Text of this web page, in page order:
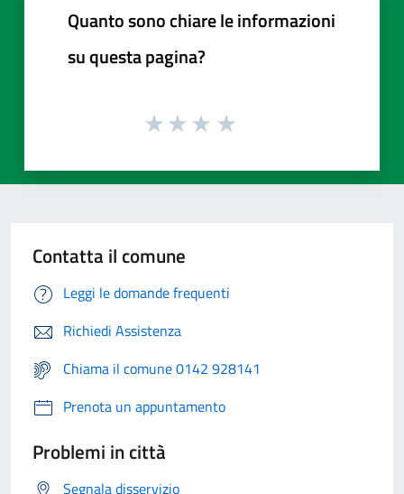
Quanto sono chiare le informazioni
su questa pagina?
Contatta il comune
Leggi le domande frequenti
Richiedi Assistenza
Chiama il comune 0142 928141
Prenota un appuntamento
Problemi in città
Segnala disservizio